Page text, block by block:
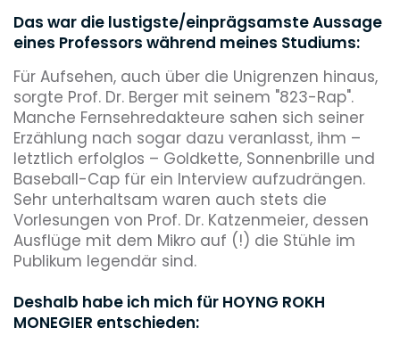
Das war die lustigste/einprägsamste Aussage
eines Professors während meines Studiums:
Für Aufsehen, auch über die Unigrenzen hinaus,
sorgte Prof. Dr. Berger mit seinem "823-Rap".
Manche Fernsehredakteure sahen sich seiner
Erzählung nach sogar dazu veranlasst, ihm –
letztlich erfolglos – Goldkette, Sonnenbrille und
Baseball-Cap für ein Interview aufzudrängen.
Sehr unterhaltsam waren auch stets die
Vorlesungen von Prof. Dr. Katzenmeier, dessen
Ausflüge mit dem Mikro auf (!) die Stühle im
Publikum legendär sind.
Deshalb habe ich mich für HOYNG ROKH
MONEGIER entschieden: